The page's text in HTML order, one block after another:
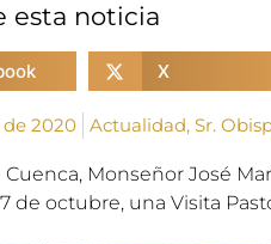
esta noticia
X
de 2020 Actualidad, Sr.
Monseñor José
de octubre, una Visita